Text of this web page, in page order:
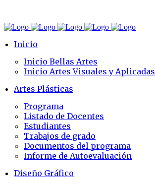
Inicio
Inicio Bellas Artes
Inicio Artes Visuales y Aplicadas
Artes Plásticas
Programa
Listado de Docentes
Estudiantes
Trabajos de grado
Documentos del programa
Informe de Autoevaluación
Diseño Gráfico